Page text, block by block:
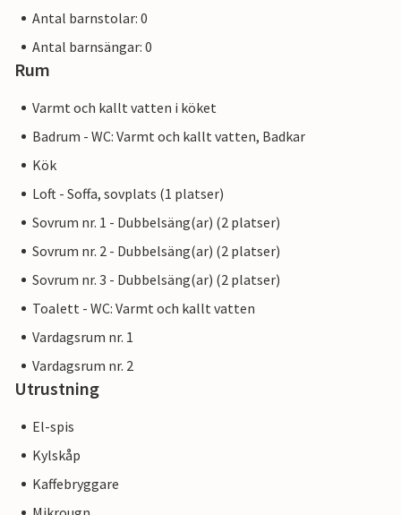
Antal barnstolar: 0
Antal barnsängar: 0
Rum
Varmt och kallt vatten i köket
Badrum - WC: Varmt och kallt vatten, Badkar
Kök
Loft - Soffa, sovplats (1 platser)
Sovrum nr. 1 - Dubbelsäng(ar) (2 platser)
Sovrum nr. 2 - Dubbelsäng(ar) (2 platser)
Sovrum nr. 3 - Dubbelsäng(ar) (2 platser)
Toalett - WC: Varmt och kallt vatten
Vardagsrum nr. 1
Vardagsrum nr. 2
Utrustning
El-spis
Kylskåp
Kaffebryggare